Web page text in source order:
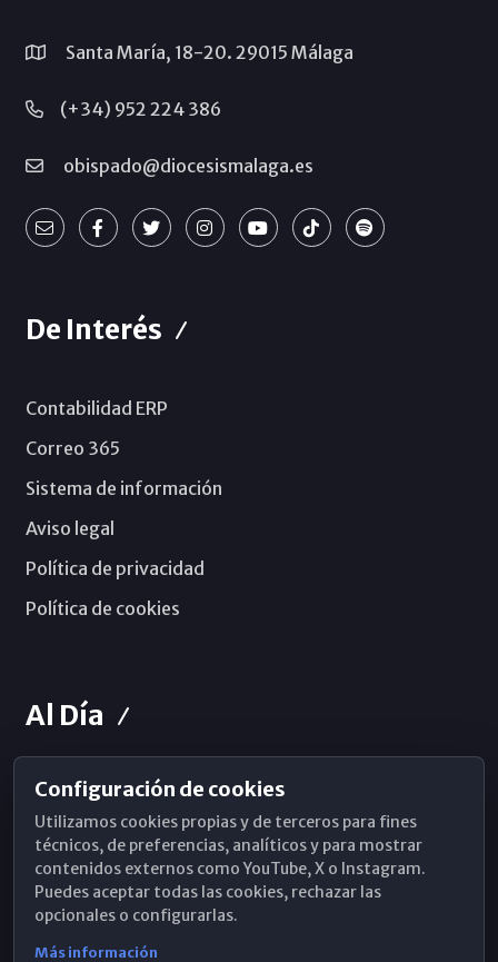
Santa María, 18-20. 29015 Málaga
(+34) 952 224 386
obispado@diocesismalaga.es
De Interés
Contabilidad ERP
Correo 365
Sistema de información
Aviso legal
Política de privacidad
Política de cookies
Al Día
Horarios de Misa
Hemeroteca
WhatsApp
Configuración de cookies
Utilizamos cookies propias y de terceros para fines
técnicos, de preferencias, analíticos y para mostrar
contenidos externos como YouTube, X o Instagram.
Puedes aceptar todas las cookies, rechazar las
opcionales o configurarlas.
Más información